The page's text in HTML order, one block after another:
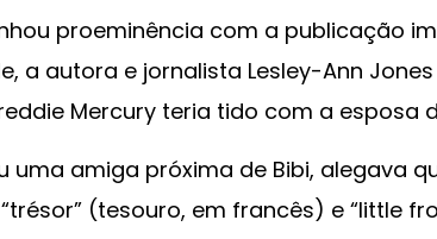
proeminência com a publicação
a autora e jornalista Lesley-Ann
Mercury teria tido com a esposa
uma amiga próxima de Bibi, alegava
(tesouro, em francês) e “little